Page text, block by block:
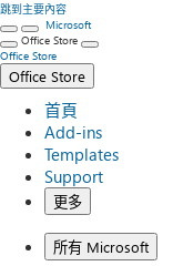
跳到主要內容
Microsoft
Office Store
Office Store
Office Store
首頁
Add-ins
Templates
Support
更多
所有 Microsoft